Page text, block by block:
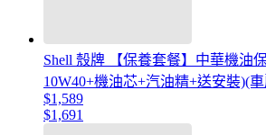
Shell 殼牌 【保養套餐】中華機油
10W40+機油芯+汽油精+送安裝)(
$1,589
$1,691